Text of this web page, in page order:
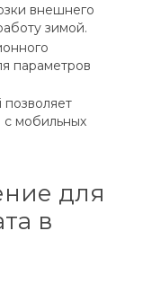
внешнего
зимой.
параметров
с мобильных
для
в